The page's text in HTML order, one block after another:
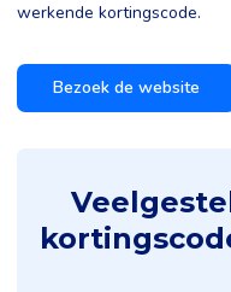
werkende kortingscode.
Bezoek de website